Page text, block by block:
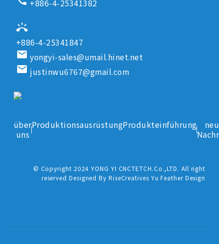
+886-4-25341382
ring_volume
+886-4-25341847
email yongyi-sales@umail.hinet.net
email justinwu6767@gmail.com
über
uns
ProduktionsausrüstungProdukteinführung
© Copyright 2024 YONG YI CNCTETCH.Co.,LTD. All right
reserved Designed By RiseCreatives Yu Feather Design